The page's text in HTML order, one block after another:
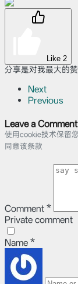
Like 2
分享是对我最大的
Next
Previous
Leave a Comment
使用cookie技术保留
同意该条款
Comment *
Private comment
Name *